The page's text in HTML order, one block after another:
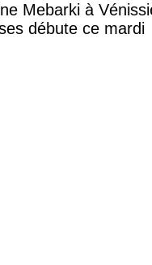
Mebarki à
débute ce mardi